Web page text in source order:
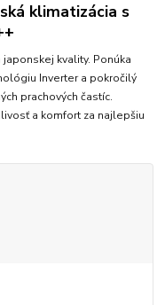
klimatizácia s
kvality. Ponúka
Inverter a pokročilý
prachových častíc.
a komfort za najlepšiu